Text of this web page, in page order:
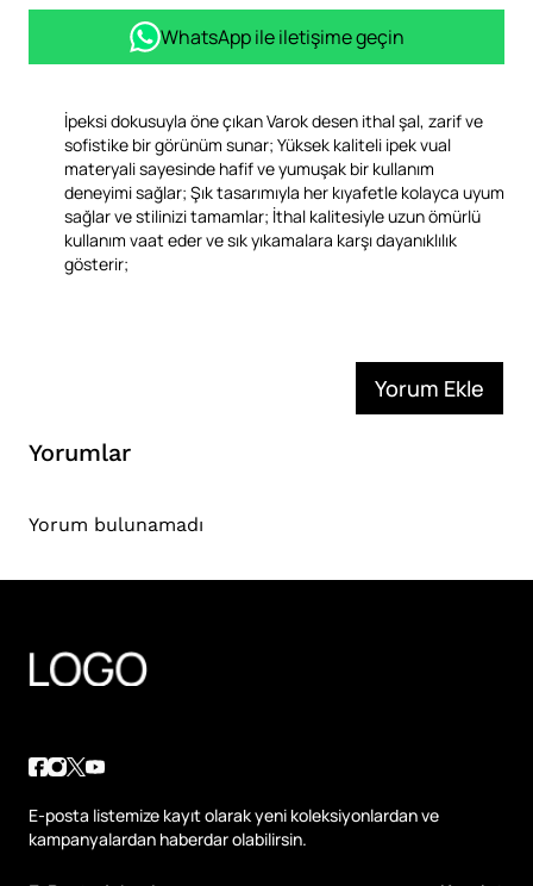
WhatsApp ile iletişime geçin
İpeksi dokusuyla öne çıkan Varok desen ithal şal, zarif ve
sofistike bir görünüm sunar; Yüksek kaliteli ipek vual
materyali sayesinde hafif ve yumuşak bir kullanım
deneyimi sağlar; Şık tasarımıyla her kıyafetle kolayca uyum
sağlar ve stilinizi tamamlar; İthal kalitesiyle uzun ömürlü
kullanım vaat eder ve sık yıkamalara karşı dayanıklılık
gösterir;
Yorum Ekle
Yorumlar
Yorum bulunamadı
E-posta listemize kayıt olarak yeni koleksiyonlardan ve
kampanyalardan haberdar olabilirsin.